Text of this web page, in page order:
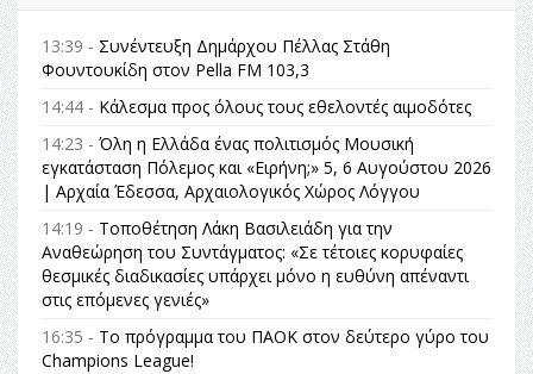
13:39 - Συνέντευξη Δημάρχου Πέλλας Στάθη
Φουντουκίδη στον Pella FM 103,3
14:44 - Κάλεσμα προς όλους τους εθελοντές αιμοδότες
14:23 - Όλη η Ελλάδα ένας πολιτισμός Μουσική
εγκατάσταση Πόλεμος και «Ειρήνη;» 5, 6 Αυγούστου 2026
| Αρχαία Έδεσσα, Αρχαιολογικός Χώρος Λόγγου
14:19 - Τοποθέτηση Λάκη Βασιλειάδη για την
Αναθεώρηση του Συντάγματος: «Σε τέτοιες κορυφαίες
θεσμικές διαδικασίες υπάρχει μόνο η ευθύνη απέναντι
στις επόμενες γενιές»
16:35 - Το πρόγραμμα του ΠΑΟΚ στον δεύτερο γύρο του
Champions League!